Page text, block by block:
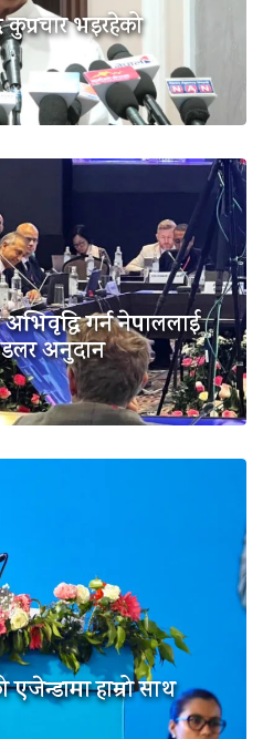
कुप्रचार भइरहेको
गर्न नेपाललाई
अनुदान
हाम्रो साथ